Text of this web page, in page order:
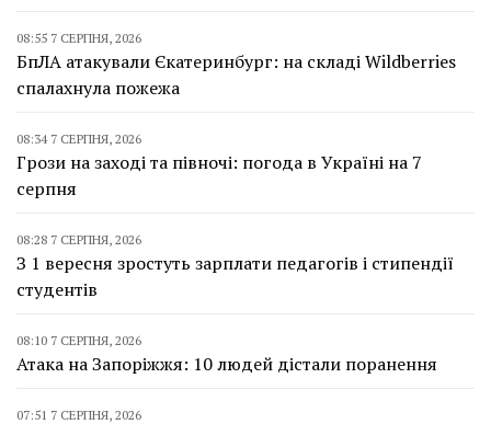
08:55 7 СЕРПНЯ, 2026
БпЛА атакували Єкатеринбург: на складі Wildberries
спалахнула пожежа
08:34 7 СЕРПНЯ, 2026
Грози на заході та півночі: погода в Україні на 7
серпня
08:28 7 СЕРПНЯ, 2026
З 1 вересня зростуть зарплати педагогів і стипендії
студентів
08:10 7 СЕРПНЯ, 2026
Атака на Запоріжжя: 10 людей дістали поранення
07:51 7 СЕРПНЯ, 2026